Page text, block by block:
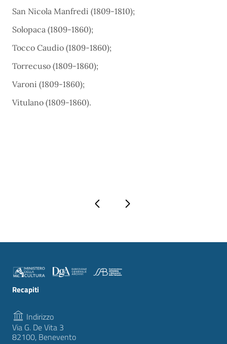
San Nicola Manfredi (1809-1810);
Solopaca (1809-1860);
Tocco Caudio (1809-1860);
Torrecuso (1809-1860);
Varoni (1809-1860);
Vitulano (1809-1860).
Pagina precedentePagina successiva
Recapiti
Indirizzo
Via G. De Vita 3
82100, Benevento